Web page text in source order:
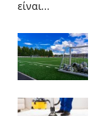
είναι…